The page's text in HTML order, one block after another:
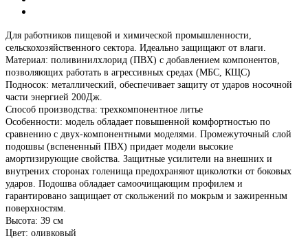
Для работников пищевой и химической промышленности,
сельскохозяйственного сектора. Идеально защищают от влаги.
Материал: поливинилхлорид (ПВХ) с добавлением компонентов,
позволяющих работать в агрессивных средах (МБС, КЩС)
Подносок: металлический, обеспечивает защиту от ударов носочной
части энергией 200Дж.
Способ производства: трехкомпонентное литье
Особенности: модель обладает повышенной комфортностью по
сравнению с двух-компонентными моделями. Промежуточный слой
подошвы (вспененный ПВХ) придает модели высокие
амортизирующие свойства. Защитные усилители на внешних и
внутрених сторонах голенища предохраняют щиколотки от боковых
ударов. Подошва обладает самоочищающим профилем и
гарантировано защищает от скольжений по мокрым и зажиренным
поверхностям.
Высота: 39 см
Цвет: оливковый